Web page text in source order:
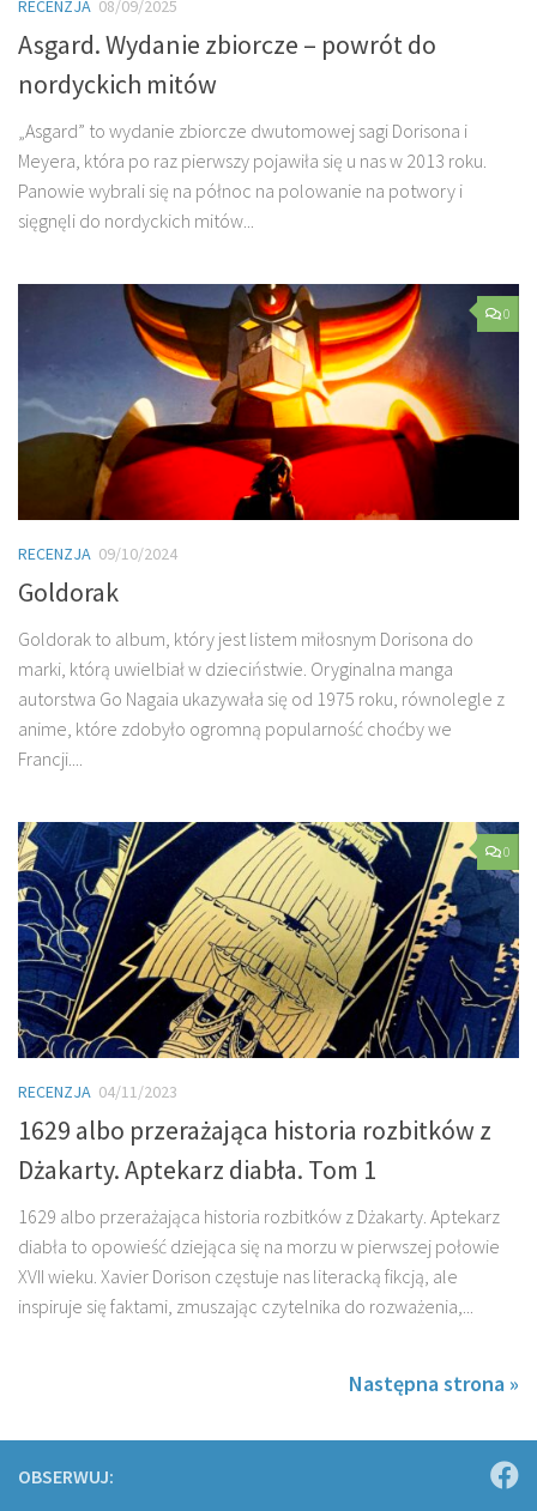
RECENZJA 08/09/2025
Asgard. Wydanie zbiorcze – powrót do
nordyckich mitów
„Asgard” to wydanie zbiorcze dwutomowej sagi Dorisona i
Meyera, która po raz pierwszy pojawiła się u nas w 2013 roku.
Panowie wybrali się na północ na polowanie na potwory i
sięgnęli do nordyckich mitów...
0
RECENZJA 09/10/2024
Goldorak
Goldorak to album, który jest listem miłosnym Dorisona do
marki, którą uwielbiał w dzieciństwie. Oryginalna manga
autorstwa Go Nagaia ukazywała się od 1975 roku, równolegle z
anime, które zdobyło ogromną popularność choćby we
Francji....
0
RECENZJA 04/11/2023
1629 albo przerażająca historia rozbitków z
Dżakarty. Aptekarz diabła. Tom 1
1629 albo przerażająca historia rozbitków z Dżakarty. Aptekarz
diabła to opowieść dziejąca się na morzu w pierwszej połowie
XVII wieku. Xavier Dorison częstuje nas literacką fikcją, ale
inspiruje się faktami, zmuszając czytelnika do rozważenia,...
Następna strona »
OBSERWUJ: